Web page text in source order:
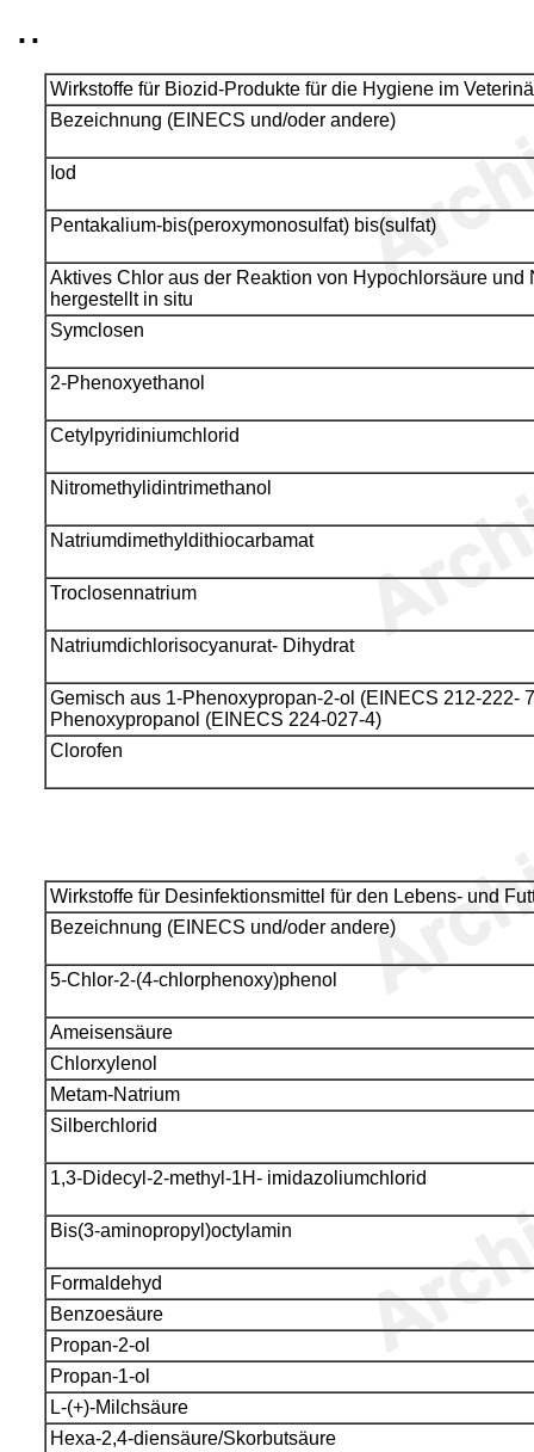
..
Wirkstoffe für Biozid-Produkte für die Hygiene im
Bezeichnung (EINECS und/oder andere)
Iod
Pentakalium-bis(peroxymonosulfat) bis(sulfat)
Aktives Chlor aus der Reaktion von Hypochlorsäure und
hergestellt in situ
Symclosen
2-Phenoxyethanol
Cetylpyridiniumchlorid
Nitromethylidintrimethanol
Natriumdimethyldithiocarbamat
Troclosennatrium
Natriumdichlorisocyanurat- Dihydrat
Gemisch aus 1-Phenoxypropan-2-ol (EINECS 212-222-
Phenoxypropanol (EINECS 224-027-4)
Clorofen
Wirkstoffe für Desinfektionsmittel für den Lebens- und
Bezeichnung (EINECS und/oder andere)
5-Chlor-2-(4-chlorphenoxy)phenol
Ameisensäure
Chlorxylenol
Metam-Natrium
Silberchlorid
1,3-Didecyl-2-methyl-1H- imidazoliumchlorid
Bis(3-aminopropyl)octylamin
Formaldehyd
Benzoesäure
Propan-2-ol
Propan-1-ol
L-(+)-Milchsäure
Hexa-2,4-diensäure/Skorbutsäure